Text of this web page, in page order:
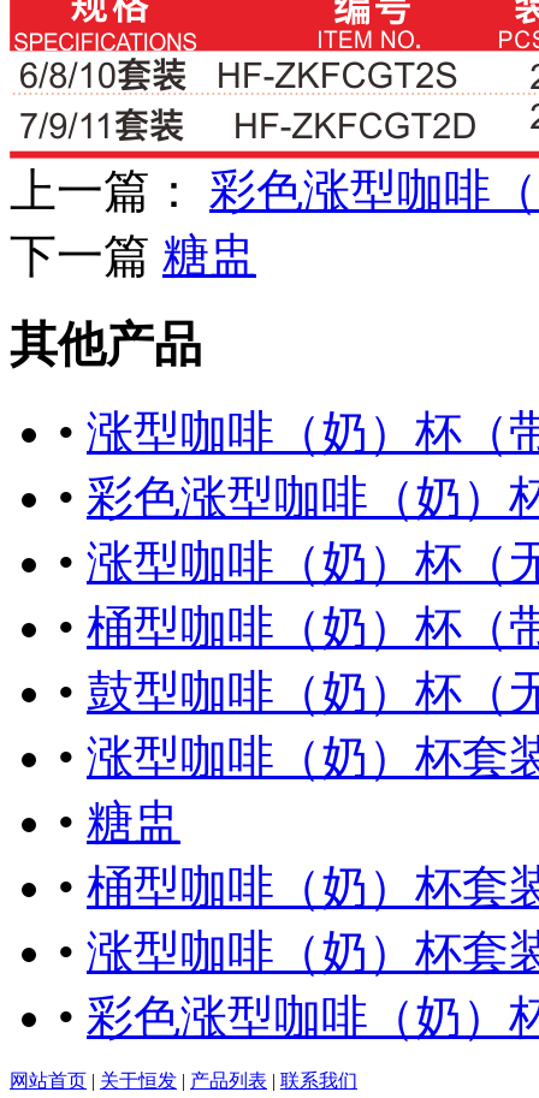
上一篇： 彩色涨型咖啡
下一篇 糖盅
其他产品
• 涨型咖啡（奶）杯（
• 彩色涨型咖啡（奶）
• 涨型咖啡（奶）杯（
• 桶型咖啡（奶）杯（
• 鼓型咖啡（奶）杯（
• 涨型咖啡（奶）杯套
• 糖盅
• 桶型咖啡（奶）杯套
• 涨型咖啡（奶）杯套
• 彩色涨型咖啡（奶）
网站首页 | 关于恒发 | 产品列表 | 联系我们